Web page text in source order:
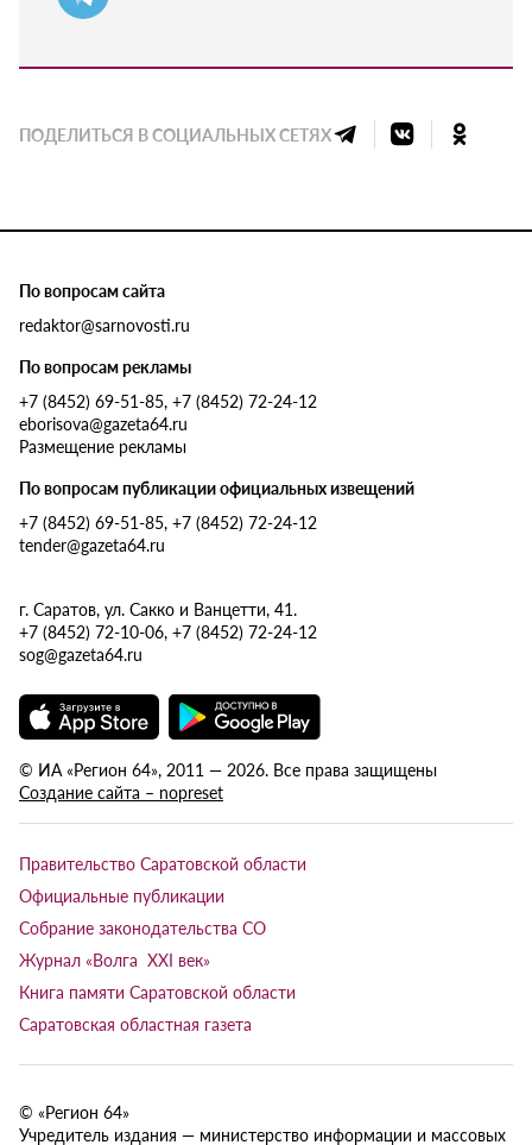
ПОДЕЛИТЬСЯ В СОЦИАЛЬНЫХ СЕТЯХ
По вопросам сайта
redaktor@sarnovosti.ru
По вопросам рекламы
+7 (8452) 69-51-85, +7 (8452) 72-24-12
eborisova@gazeta64.ru
Размещение рекламы
По вопросам публикации официальных извещений
+7 (8452) 69-51-85, +7 (8452) 72-24-12
tender@gazeta64.ru
г. Саратов, ул. Сакко и Ванцетти, 41.
+7 (8452) 72-10-06, +7 (8452) 72-24-12
sog@gazeta64.ru
© ИА «Регион 64», 2011 — 2026. Все права защищены
Создание сайта – nopreset
Правительство Саратовской области
Официальные публикации
Собрание законодательства СО
Журнал «Волга XXI век»
Книга памяти Саратовской области
Саратовская областная газета
© «Регион 64»
Учредитель издания — министерство информации и массовых